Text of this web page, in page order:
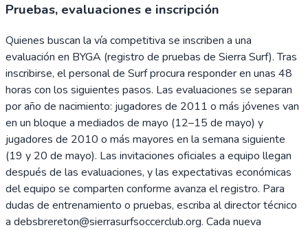
Pruebas, evaluaciones e inscripción
Quienes buscan la vía competitiva se inscriben a una
evaluación en BYGA (registro de pruebas de Sierra Surf). Tras
inscribirse, el personal de Surf procura responder en unas 48
horas con los siguientes pasos. Las evaluaciones se separan
por año de nacimiento: jugadores de 2011 o más jóvenes van
en un bloque a mediados de mayo (12–15 de mayo) y
jugadores de 2010 o más mayores en la semana siguiente
(19 y 20 de mayo). Las invitaciones oficiales a equipo llegan
después de las evaluaciones, y las expectativas económicas
del equipo se comparten conforme avanza el registro. Para
dudas de entrenamiento o pruebas, escriba al director técnico
a debsbrereton@sierrasurfsoccerclub.org. Cada nueva